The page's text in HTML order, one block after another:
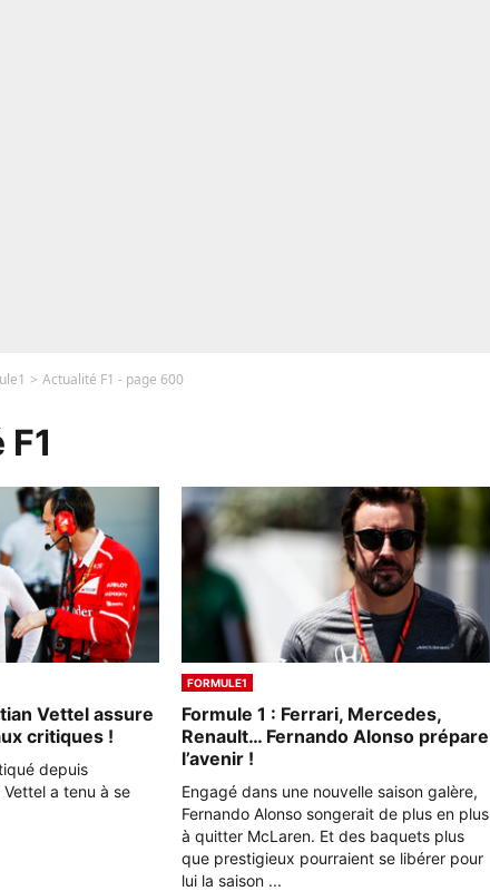
Actualité F1 - page 600
Vettel assure
critiques !
depuis
a tenu à se
FORMULE1
Formule 1 : Ferrari, Mercedes,
Renault… Fernando Alonso prépare
l’avenir !
Engagé dans une nouvelle saison galère,
Fernando Alonso songerait de plus en plus
à quitter McLaren. Et des baquets plus
que prestigieux pourraient se libérer pour
lui la saison ...